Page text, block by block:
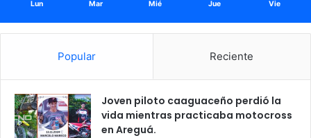
Lun Mar Mié Jue Vie
Popular Reciente
Joven piloto caaguaceño perdió la
vida mientras practicaba motocross
en Areguá.